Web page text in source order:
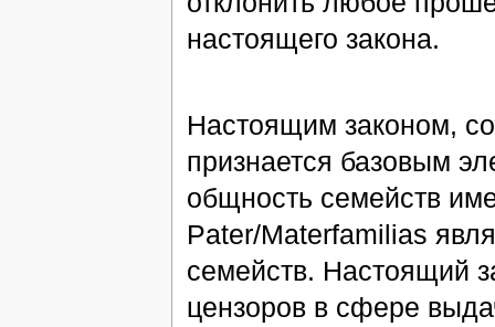
настоящего закона.
Настоящим законом,
признается базовым
общность семейств
Pater/Materfamilias
семейств. Настоящий
цензоров в сфере